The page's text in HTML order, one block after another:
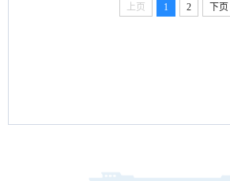
上页 1 2 下页